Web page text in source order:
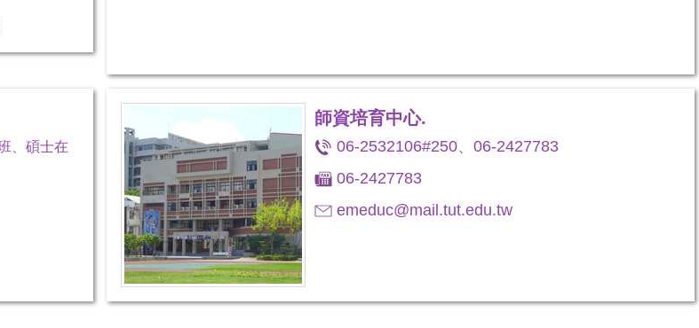
、碩士在
師資培育中心.
06-2532106#250、06-2427783
06-2427783
emeduc@mail.tut.edu.tw